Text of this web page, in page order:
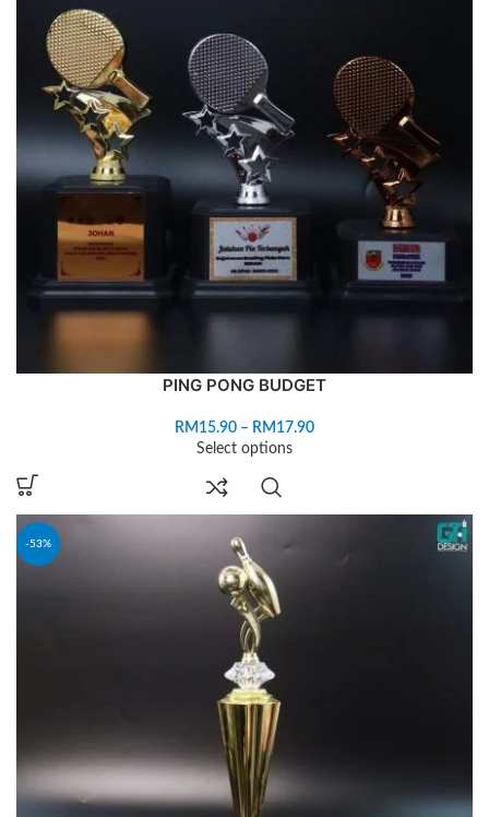
PING PONG BUDGET
RM 15.90 – RM 17.90
Select options
-53%